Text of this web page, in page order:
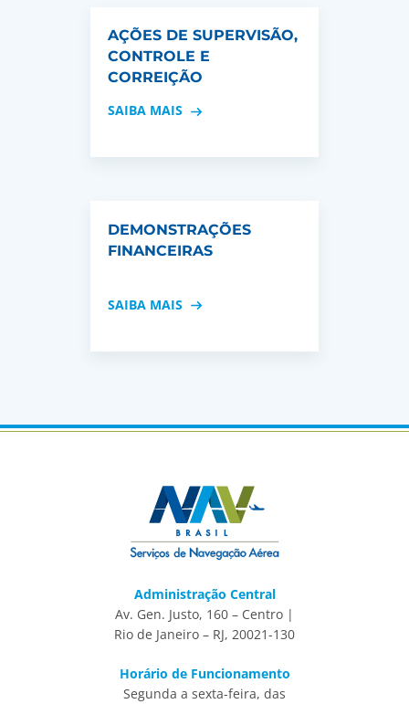
AÇÕES DE SUPERVISÃO,
CONTROLE E
CORREIÇÃO
SAIBA MAIS
DEMONSTRAÇÕES
FINANCEIRAS
SAIBA MAIS
Administração Central
Av. Gen. Justo, 160 – Centro |
Rio de Janeiro – RJ, 20021-130
Horário de Funcionamento
Segunda a sexta-feira, das